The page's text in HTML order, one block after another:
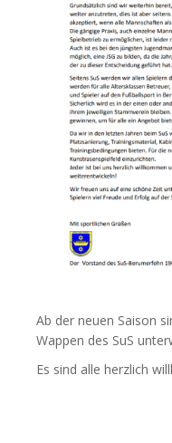
Ab der neuen Saison
Wappen des SuS
Es sind alle herzlich